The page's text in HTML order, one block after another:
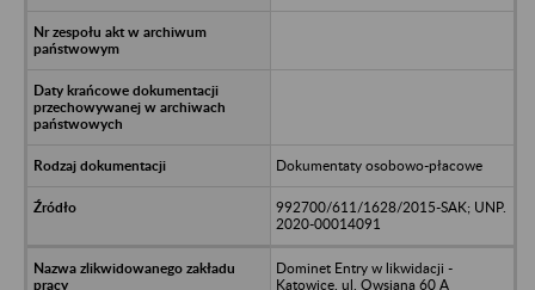
Dokumentaty osobowo-płacowe
992700/611/1628/2015-SAK; UNP.
2020-00014091
Dominet Entry w likwidacji -
Katowice, ul. Owsiana 60 A